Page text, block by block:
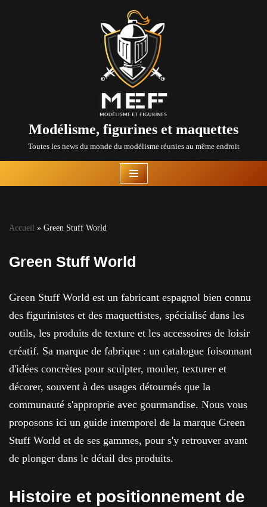
Modélisme, figurines et maquettes
Toutes les news du monde du modélisme réunies au même endroit
Accueil » Green Stuff World
Green Stuff World
Green Stuff World est un fabricant espagnol bien connu
des figurinistes et des maquettistes, spécialisé dans les
outils, les produits de texture et les accessoires de loisir
créatif. Sa marque de fabrique : un catalogue foisonnant
d'idées concrètes pour sculpter, mouler, texturer et
décorer, souvent à des usages détournés que la
communauté s'approprie avec gourmandise. Nous vous
proposons ici un guide intemporel de la marque Green
Stuff World et de ses gammes, pour s'y retrouver avant
de plonger dans le détail des produits.
Histoire et positionnement de